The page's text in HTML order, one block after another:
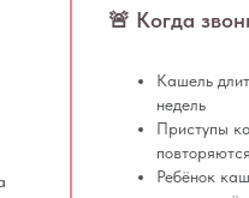
🚨 Когда
Кашель
недель
Приступы
Ребёнок